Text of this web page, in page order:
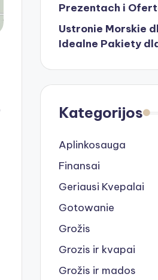
Prezentach i
Ustronie Morskie
Idealne Pakiety
Kategorijos
Aplinkosauga
Finansai
Geriausi Kvepalai
Gotowanie
Grožis
Grozis ir kvapai
Grožis ir mados